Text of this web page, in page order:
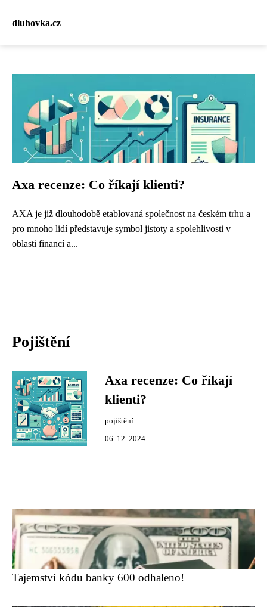
dluhovka.cz
Axa recenze: Co říkají klienti?
AXA je již dlouhodobě etablovaná společnost na českém trhu a
pro mnoho lidí představuje symbol jistoty a spolehlivosti v
oblasti financí a...
Pojištění
Axa recenze: Co říkají
klienti?
pojištění
06. 12. 2024
Tajemství kódu banky 600 odhaleno!